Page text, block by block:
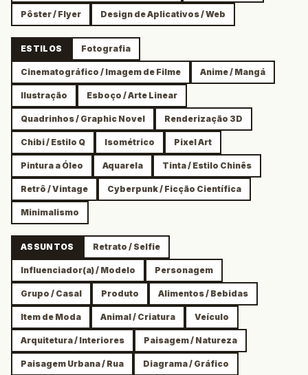
Pôster / Flyer Design de Aplicativos / Web
ESTILOS Fotografia
Cinematográfico / Imagem de Filme Anime / Mangá
Ilustração Esboço / Arte Linear
Quadrinhos / Graphic Novel Renderização 3D
Chibi / Estilo Q Isométrico Pixel Art
Pintura a Óleo Aquarela Tinta / Estilo Chinês
Retrô / Vintage Cyberpunk / Ficção Científica
Minimalismo
ASSUNTOS Retrato / Selfie
Influenciador(a) / Modelo Personagem
Grupo / Casal Produto Alimentos / Bebidas
Item de Moda Animal / Criatura Veículo
Arquitetura / Interiores Paisagem / Natureza
Paisagem Urbana / Rua Diagrama / Gráfico